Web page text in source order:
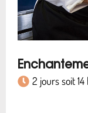
2 jours soit